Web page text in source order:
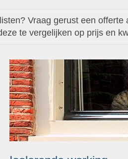
Vraag gerust een offerte
te vergelijken op prijs en